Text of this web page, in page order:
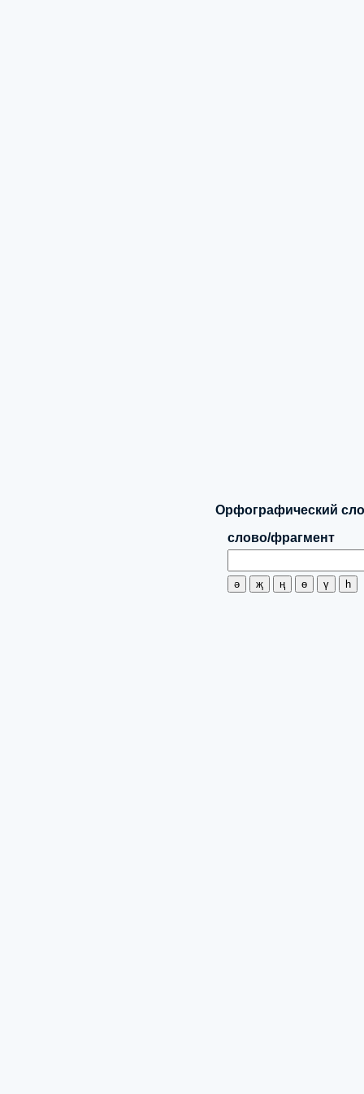
Орфографический
слово/фрагмент